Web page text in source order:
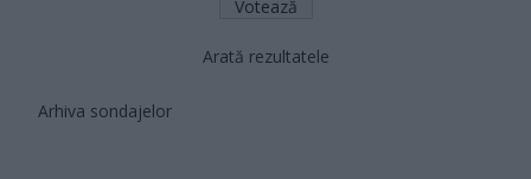
Arată rezultatele
Arhiva sondajelor